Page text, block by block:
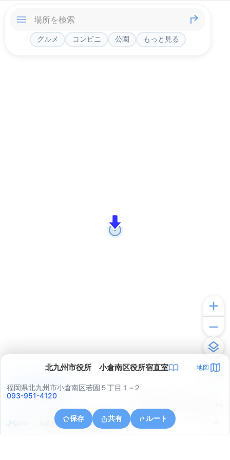
グルメ コンビニ 公園 もっと見る
北九州市役所 小倉南区役所宿直室 地図
福岡県北九州市小倉南区若園５丁目１−２
093-951-4120
保存 共有 ルート
福岡県北九州市小倉北区富野
アプリで見る